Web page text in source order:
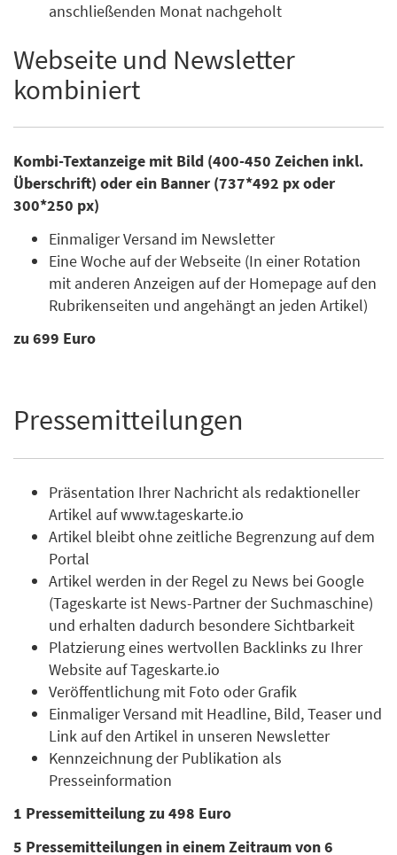
anschließenden Monat nachgeholt
Webseite und Newsletter
kombiniert
Kombi-Textanzeige mit Bild (400-450 Zeichen inkl.
Überschrift) oder ein Banner (737*492 px oder
300*250 px)
Einmaliger Versand im Newsletter
Eine Woche auf der Webseite (In einer Rotation
mit anderen Anzeigen auf der Homepage auf den
Rubrikenseiten und angehängt an jeden Artikel)
zu 699 Euro
Pressemitteilungen
Präsentation Ihrer Nachricht als redaktioneller
Artikel auf www.tageskarte.io
Artikel bleibt ohne zeitliche Begrenzung auf dem
Portal
Artikel werden in der Regel zu News bei Google
(Tageskarte ist News-Partner der Suchmaschine)
und erhalten dadurch besondere Sichtbarkeit
Platzierung eines wertvollen Backlinks zu Ihrer
Website auf Tageskarte.io
Veröffentlichung mit Foto oder Grafik
Einmaliger Versand mit Headline, Bild, Teaser und
Link auf den Artikel in unseren Newsletter
Kennzeichnung der Publikation als
Presseinformation
1 Pressemitteilung zu 498 Euro
5 Pressemitteilungen in einem Zeitraum von 6